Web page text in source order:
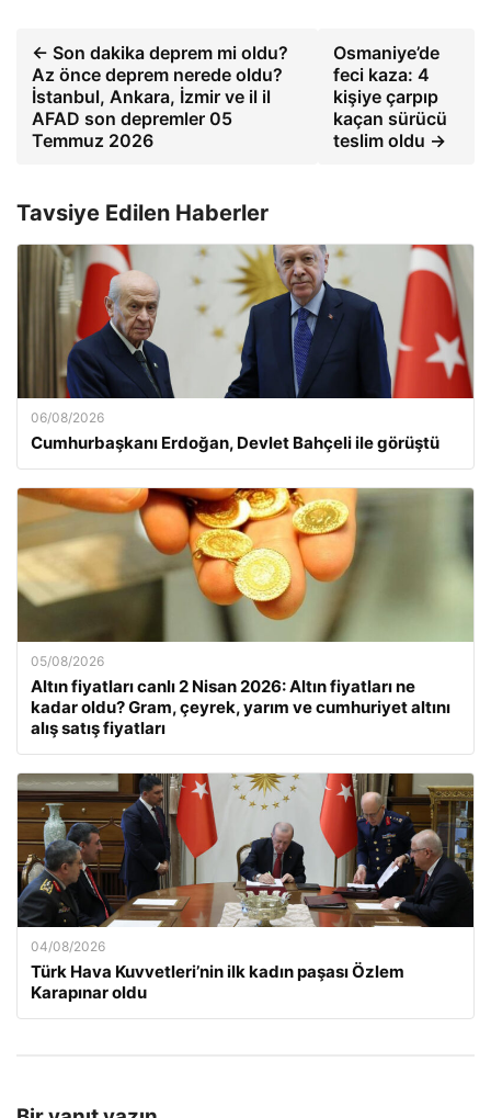
← Son dakika deprem mi oldu?
Az önce deprem nerede oldu?
İstanbul, Ankara, İzmir ve il il
AFAD son depremler 05
Temmuz 2026
Osmaniye’de
feci kaza: 4
kişiye çarpıp
kaçan sürücü
teslim oldu →
Tavsiye Edilen Haberler
06/08/2026
Cumhurbaşkanı Erdoğan, Devlet Bahçeli ile görüştü
05/08/2026
Altın fiyatları canlı 2 Nisan 2026: Altın fiyatları ne
kadar oldu? Gram, çeyrek, yarım ve cumhuriyet altını
alış satış fiyatları
04/08/2026
Türk Hava Kuvvetleri’nin ilk kadın paşası Özlem
Karapınar oldu